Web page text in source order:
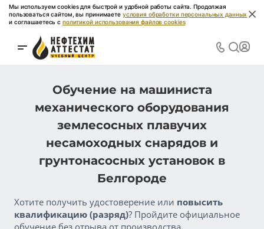
Мы используем cookies для быстрой и удобной работы сайта. Продолжая
пользоваться сайтом, вы принимаете условия обработки персональных данных
и соглашаетесь с политикой использования файлов cookies
Обучение на машиниста
механического оборудования
землесосных плавучих
несамоходных снарядов и
грунтонасосных установок в
Белгороде
Хотите получить удостоверение или повысить
квалификацию (разряд)? Пройдите официальное